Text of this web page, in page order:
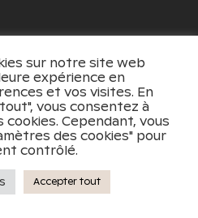
sur notre site web
expérience en
et vos visites. En
vous consentez à
cookies. Cependant, vous
des cookies" pour
contrôlé.
Accepter tout